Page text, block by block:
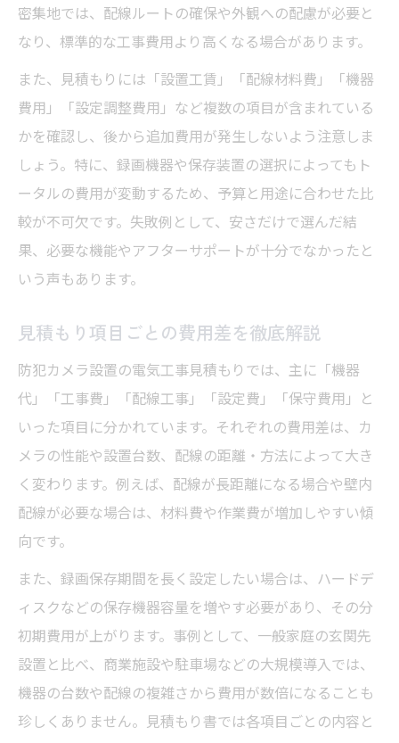
密集地では、配線ルートの確保や外観への配慮が必要と
なり、標準的な工事費用より高くなる場合があります。
また、見積もりには「設置工賃」「配線材料費」「機器
費用」「設定調整費用」など複数の項目が含まれている
かを確認し、後から追加費用が発生しないよう注意しま
しょう。特に、録画機器や保存装置の選択によってもト
ータルの費用が変動するため、予算と用途に合わせた比
較が不可欠です。失敗例として、安さだけで選んだ結
果、必要な機能やアフターサポートが十分でなかったと
いう声もあります。
見積もり項目ごとの費用差を徹底解説
防犯カメラ設置の電気工事見積もりでは、主に「機器
代」「工事費」「配線工事」「設定費」「保守費用」と
いった項目に分かれています。それぞれの費用差は、カ
メラの性能や設置台数、配線の距離・方法によって大き
く変わります。例えば、配線が長距離になる場合や壁内
配線が必要な場合は、材料費や作業費が増加しやすい傾
向です。
また、録画保存期間を長く設定したい場合は、ハードデ
ィスクなどの保存機器容量を増やす必要があり、その分
初期費用が上がります。事例として、一般家庭の玄関先
設置と比べ、商業施設や駐車場などの大規模導入では、
機器の台数や配線の複雑さから費用が数倍になることも
珍しくありません。見積もり書では各項目ごとの内容と